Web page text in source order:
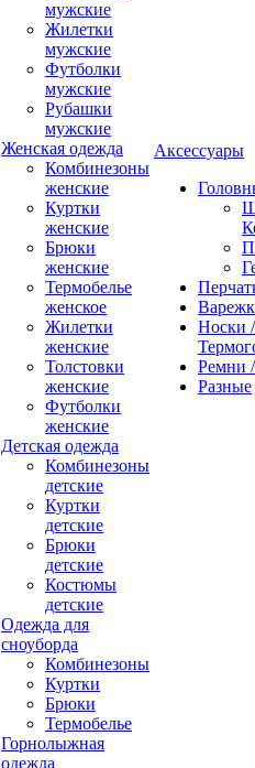
мужские
Жилетки
мужские
Футболки
мужские
Рубашки
мужские
Женская одежда
Комбинезоны
женские
Куртки
женские
Брюки
женские
Термобелье
женское
Жилетки
женские
Толстовки
женские
Футболки
женские
Детская одежда
Комбинезоны
детские
Куртки
детские
Брюки
детские
Костюмы
детские
Одежда для
сноуборда
Комбинезоны
Куртки
Брюки
Термобелье
Горнолыжная
одежда
Аксессуары
Носки /
Ремни
Разные